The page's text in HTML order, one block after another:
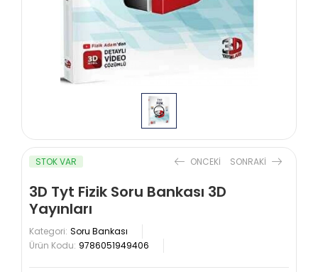
STOK VAR ONCEKI SONRAKI
3D Tyt Fizik Soru Bankası 3D
Yayınları
Kategori: Soru Bankası
Ürün Kodu: 9786051949406